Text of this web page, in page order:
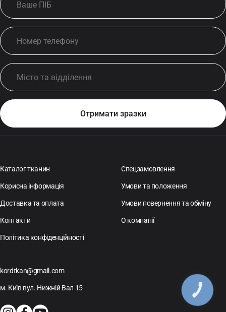
Каталог тканин Спецзамовлення
Корисна інформація Умови та положення
Доставка та оплата Умови повернення та обміну
Контакти О компанії
Політика конфіденційності
kordtkan@gmail.com
м. Київ вул. Нижній Вал 15 КНОПКА
ЗВ'ЯЗКУ